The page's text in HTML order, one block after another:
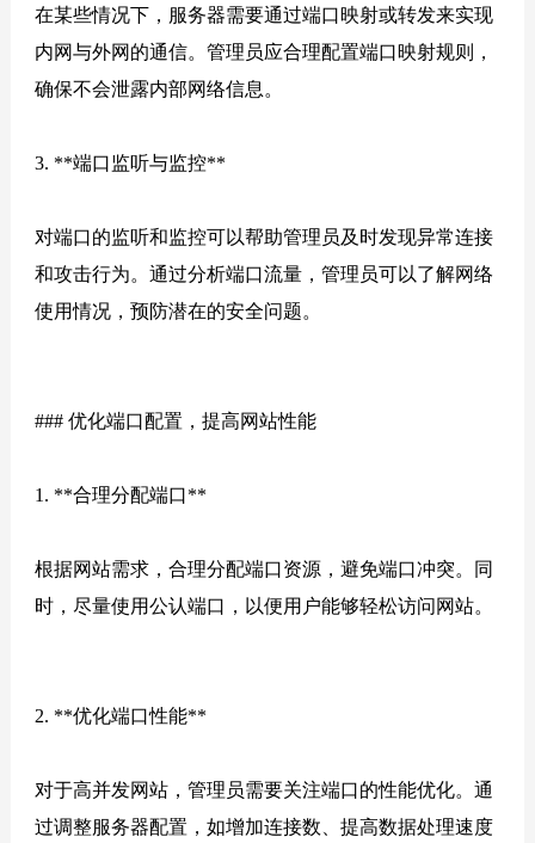
在某些情况下，服务器需要通过端口映射或转发来实现
内网与外网的通信。管理员应合理配置端口映射规则，
确保不会泄露内部网络信息。
3. **端口监听与监控**
对端口的监听和监控可以帮助管理员及时发现异常连接
和攻击行为。通过分析端口流量，管理员可以了解网络
使用情况，预防潜在的安全问题。
### 优化端口配置，提高网站性能
1. **合理分配端口**
根据网站需求，合理分配端口资源，避免端口冲突。同
时，尽量使用公认端口，以便用户能够轻松访问网站。
2. **优化端口性能**
对于高并发网站，管理员需要关注端口的性能优化。通
过调整服务器配置，如增加连接数、提高数据处理速度